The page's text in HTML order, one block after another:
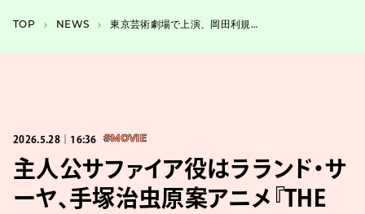
TOP NEWS 東京芸術劇場で上演、岡田利規作・演出『映画を撮りたいゾンビの演劇』公演詳細発表
2026.5.28｜16:36 #MOVIE
主人公サファイア役はラランド・サ
ーヤ、手塚治虫原案アニメ『THE